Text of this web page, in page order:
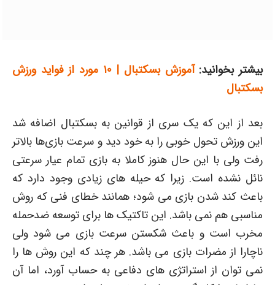
بیشتر بخوانید:
آموزش بسکتبال | ۱۰ مورد از فواید ورزش
بسکتبال
بعد از این که یک سری از قوانین به بسکتبال اضافه شد
این ورزش تحول خوبی را به خود دید و سرعت بازی‌ها بالاتر
رفت ولی با این حال هنوز کاملا به بازی تمام عیار سرعتی
نائل نشده است. زیرا که حیله های زیادی وجود دارد که
باعث کند شدن بازی می شود؛ همانند خطای فنی که روش
مناسبی هم نمی باشد. این تاکتیک ها برای توسعه ضدحمله
مخرب است و باعث شکستن سرعت بازی می شود ولی
ناچارا از مضرات بازی می باشد. هر چند که این روش ها را
نمی توان از استراتژی های دفاعی به حساب آورد، اما آن